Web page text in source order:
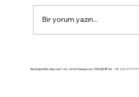
Bir yorum yazın...
Gündoğdu Mah. Alpu yolu 1. km 26100 Odunpazarı / ESKİŞEHİR Tel: +90 222 217 17 17